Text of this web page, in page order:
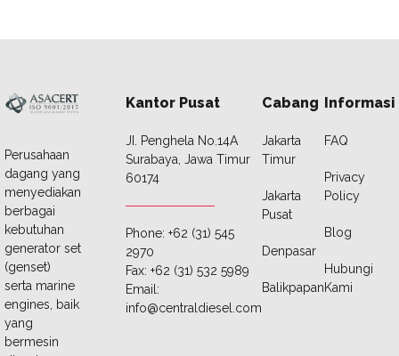
Perusahaan
dagang yang
menyediakan
berbagai
kebutuhan
generator set
(genset)
serta marine
engines, baik
yang
bermesin
Kantor Pusat
JI. Penghela No.14A
Surabaya, Jawa Timur
60174
Phone: +62 (31) 545
2970
Fax: +62 (31) 532 5989
Email:
info@centraldiesel.com
Cabang
Jakarta
Timur
Jakarta
Pusat
Denpasar
Balikpapan
Informasi
FAQ
Privacy
Policy
Blog
Hubungi
Kami